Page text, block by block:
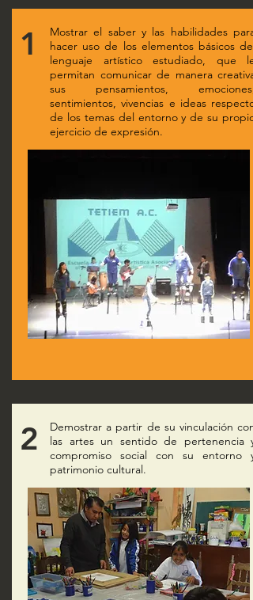
1
Mostrar el saber y las habilidades para
hacer uso de los elementos básicos del
lenguaje artístico estudiado, que le
permitan comunicar de manera creativa
sus pensamientos, emociones,
sentimientos, vivencias e ideas respecto
de los temas del entorno y de su propio
ejercicio de expresión.
2
Demostrar a partir de su vinculación con
las artes un sentido de pertenencia y
compromiso social con su entorno y
patrimonio cultural.